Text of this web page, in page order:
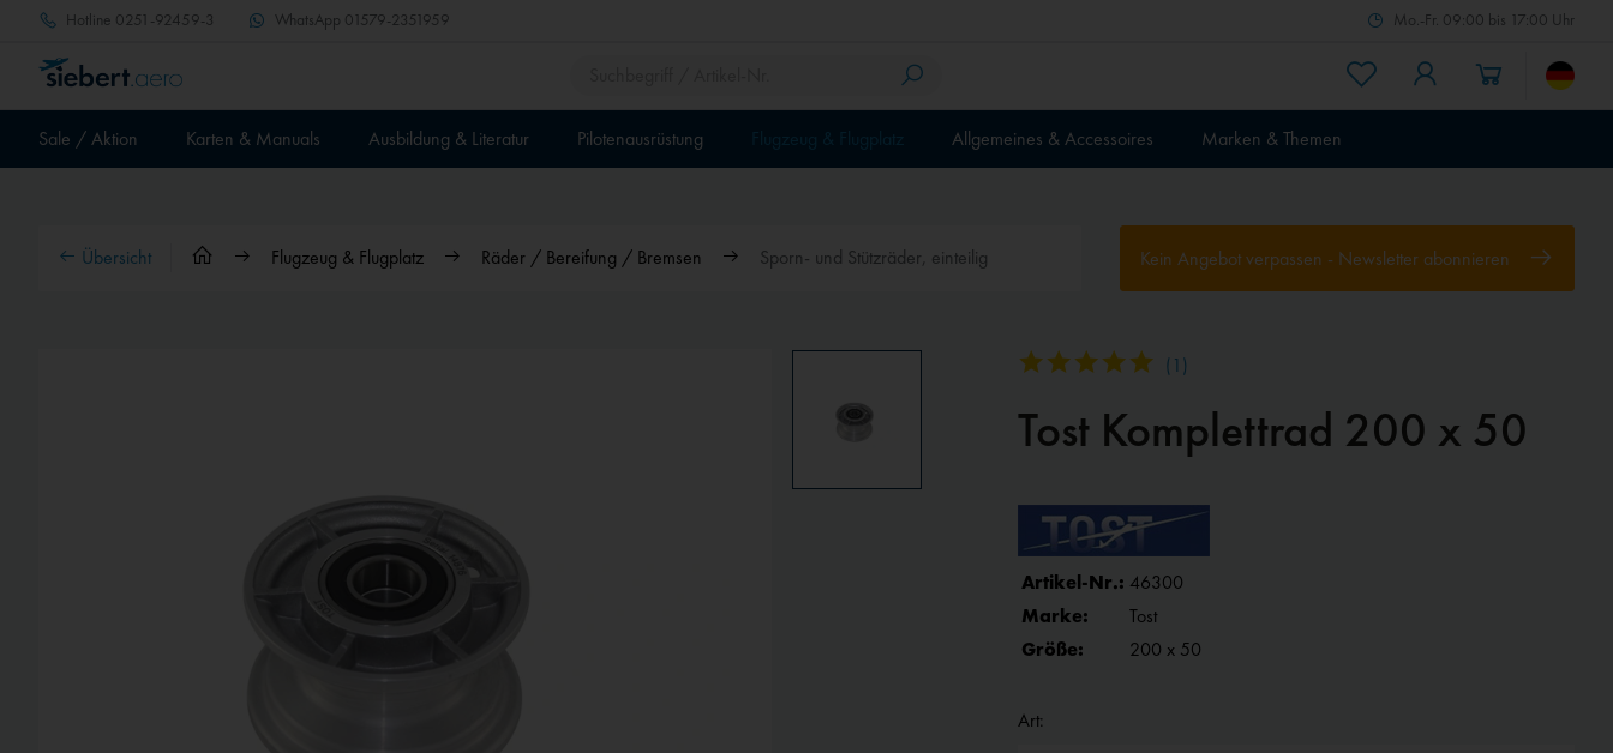
Hotline 0251-92459-3 WhatsApp 01579-2351959 Mo.-Fr. 09:00 bis 17:00 Uhr
Sale / Aktion Karten & Manuals Ausbildung & Literatur Pilotenausrüstung Allgemeines & Accessoires Marken & Themen
Übersicht Flugzeug & Flugplatz Räder / Bereifung / Bremsen Sporn- und Stützräder, einteilig Kein Angebot verpassen - Newsletter abonnieren
( 1 )
Tost Komplettrad 200 x 50
Artikel-Nr.: 46300
Marke:
Tost
Größe:
200 x 50
Art: